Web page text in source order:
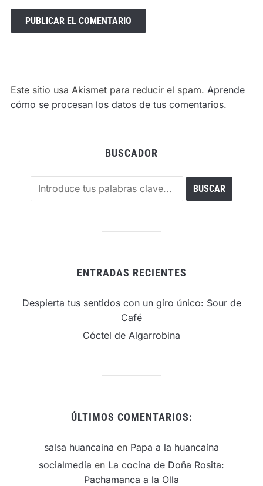
Este sitio usa Akismet para reducir el spam. Aprende
cómo se procesan los datos de tus comentarios.
BUSCADOR
ENTRADAS RECIENTES
Despierta tus sentidos con un giro único: Sour de
Café
Cóctel de Algarrobina
ÚLTIMOS COMENTARIOS:
salsa huancaina en Papa a la huancaína
socialmedia en La cocina de Doña Rosita:
Pachamanca a la Olla